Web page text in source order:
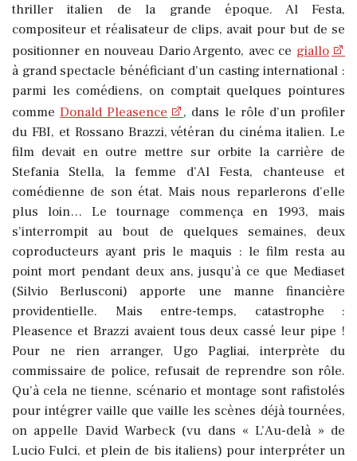
thriller italien de la grande époque. Al Festa,
compositeur et réalisateur de clips, avait pour but de se
positionner en nouveau Dario Argento, avec ce giallo
à grand spectacle bénéficiant d’un casting international :
parmi les comédiens, on comptait quelques pointures
commeDonald Pleasence
, dans le rôle d’un profiler
du FBI, et Rossano Brazzi, vétéran du cinéma italien. Le
film devait en outre mettre sur orbite la carrière de
Stefania Stella, la femme d’Al Festa, chanteuse et
comédienne de son état. Mais nous reparlerons d’elle
plus loin… Le tournage commença en 1993, mais
s’interrompit au bout de quelques semaines, deux
coproducteurs ayant pris le maquis : le film resta au
point mort pendant deux ans, jusqu’à ce que Mediaset
(Silvio Berlusconi) apporte une manne financière
providentielle. Mais entre-temps, catastrophe :
Pleasence et Brazzi avaient tous deux cassé leur pipe !
Pour ne rien arranger, Ugo Pagliai, interprète du
commissaire de police, refusait de reprendre son rôle.
Qu’à cela ne tienne, scénario et montage sont rafistolés
pour intégrer vaille que vaille les scènes déjà tournées,
on appelle David Warbeck (vu dans « L’Au-delà » de
Lucio Fulci, et plein de bis italiens) pour interpréter un